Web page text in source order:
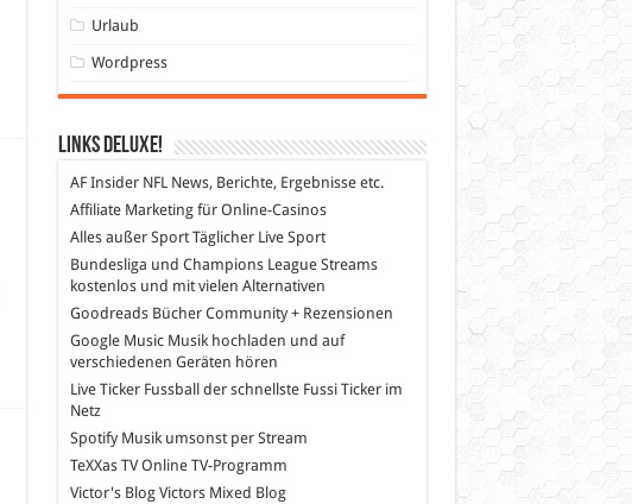
Urlaub
Wordpress
Links DeLuXe!
AF InsiderNFL News, Berichte, Ergebnisse etc.
Affiliate Marketingfür Online-Casinos
Alles außer SportTäglicher Live Sport
Bundesliga und Champions League Streams
kostenlos und mit vielen Alternativen
GoodreadsBücher Community + Rezensionen
Google MusicMusik hochladen und auf
verschiedenen Geräten hören
Live Ticker Fussball
der schnellste Fussi Ticker im
Netz
SpotifyMusik umsonst per Stream
TeXXas TVOnline TV-Programm
Victor's BlogVictors Mixed Blog